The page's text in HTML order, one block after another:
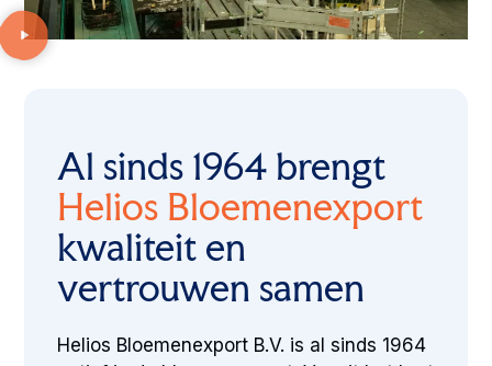
Al sinds 1964 brengt
Helios Bloemenexport
kwaliteit en
vertrouwen samen
Helios Bloemenexport B.V. is al sinds 1964